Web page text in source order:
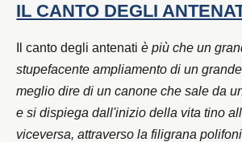
IL CANTO DEGLI
Il canto degli antenati è più che un
stupefacente ampliamento di un
meglio dire di un canone che sale da
e si dispiega dall'inizio della vita tino
viceversa, attraverso la filigrana